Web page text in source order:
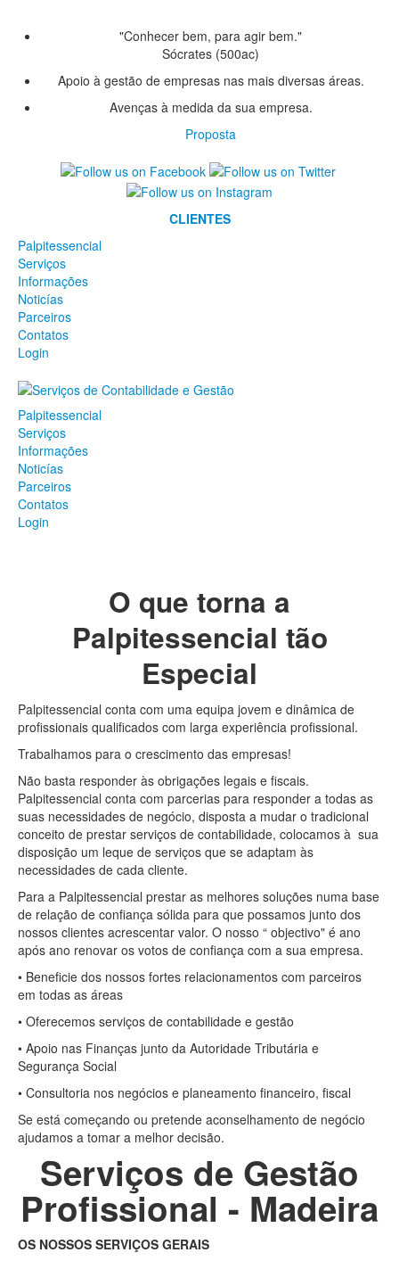
"Conhecer bem, para agir bem."
Sócrates (500ac)
Apoio à gestão de empresas nas mais diversas áreas.
Avenças à medida da sua empresa.
Proposta
CLIENTES
Palpitessencial
Serviços
Informações
Noticías
Parceiros
Contatos
Login
Palpitessencial
Serviços
Informações
Noticías
Parceiros
Contatos
Login
O que torna a
Palpitessencial tão
Especial
Palpitessencial conta com uma equipa jovem e dinâmica de
profissionais qualificados com larga experiência profissional.
Trabalhamos para o crescimento das empresas!
Não basta responder às obrigações legais e fiscais.
Palpitessencial conta com parcerias para responder a todas as
suas necessidades de negócio, disposta a mudar o tradicional
conceito de prestar serviços de contabilidade, colocamos à sua
disposição um leque de serviços que se adaptam às
necessidades de cada cliente.
Para a Palpitessencial prestar as melhores soluções numa base
de relação de confiança sólida para que possamos junto dos
nossos clientes acrescentar valor. O nosso “ objectivo" é ano
após ano renovar os votos de confiança com a sua empresa.
• Beneficie dos nossos fortes relacionamentos com parceiros
em todas as áreas
• Oferecemos serviços de contabilidade e gestão
• Apoio nas Finanças junto da Autoridade Tributária e
Segurança Social
• Consultoria nos negócios e planeamento financeiro, fiscal
Se está começando ou pretende aconselhamento de negócio
ajudamos a tomar a melhor decisão.
Serviços de Gestão
Profissional - Madeira
OS NOSSOS SERVIÇOS GERAIS